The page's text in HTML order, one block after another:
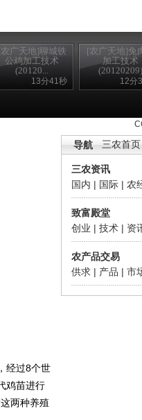
广天地]聊城铁
公鸡加工技术
(20120...
13分41秒
[农广天地]兔
加工技术
(20120209)
12分
三农首页
导航
三农资讯
国内 | 国际 | 农
致富殿堂
创业 | 技术 | 资
农产品交易
供求 | 产品 | 市
经过8个世
鸡苗进行
两种养殖